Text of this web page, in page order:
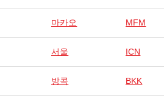
마카오 MFM
서울 ICN
방콕 BKK